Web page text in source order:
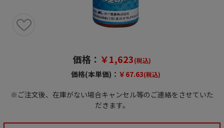
価格： ￥1,623(税込)
価格(本単価)： ￥67.63(税込)
※ご注文後、在庫がない場合キャンセル等のご連絡をさせていた
だきます。